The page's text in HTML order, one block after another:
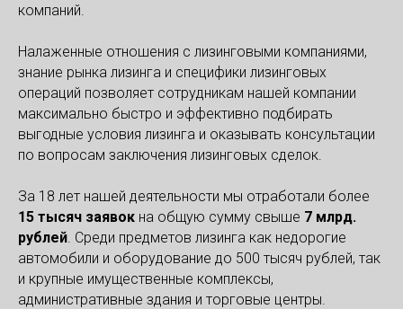
компаний.
Налаженные отношения с лизинговыми компаниями,
знание рынка лизинга и специфики лизинговых
операций позволяет сотрудникам нашей компании
максимально быстро и эффективно подбирать
выгодные условия лизинга и оказывать консультации
по вопросам заключения лизинговых сделок.
За 18 лет нашей деятельности мы отработали более
15 тысяч заявок на общую сумму свыше 7 млрд.
рублей . Среди предметов лизинга как недорогие
автомобили и оборудование до 500 тысяч рублей, так
и крупные имущественные комплексы,
административные здания и торговые центры.